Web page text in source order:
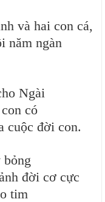
và hai con cá,
năm ngàn
Ngài
có
cuộc đời con.
đời cơ cực
tim